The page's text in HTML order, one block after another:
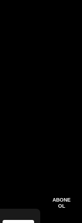
ABONE
OL